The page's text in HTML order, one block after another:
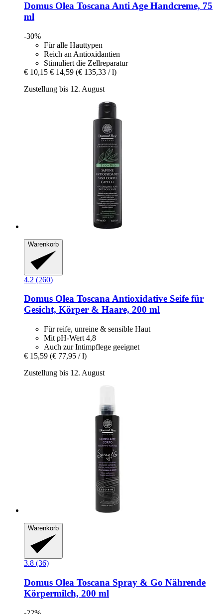
Domus Olea ToscanaAnti Age Handcreme, 75
ml
-30%
Für alle Hauttypen
Reich an Antioxidantien
Stimuliert die Zellreparatur
€ 10,15 € 14,59 (€ 135,33 / l)
Zustellung bis 12. August
Warenkorb
4.2 (260)
Domus Olea ToscanaAntioxidative Seife für
Gesicht, Körper & Haare, 200 ml
Für reife, unreine & sensible Haut
Mit pH-Wert 4,8
Auch zur Intimpflege geeignet
€ 15,59 (€ 77,95 / l)
Zustellung bis 12. August
Warenkorb
3.8 (36)
Domus Olea Toscana Spray & Go Nährende
Körpermilch, 200 ml